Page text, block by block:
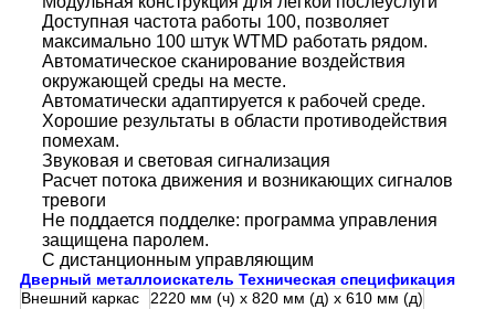
Доступная частота работы 100, позволяет
максимально 100 штук WTMD работать рядом.
Автоматическое сканирование воздействия
окружающей среды на месте.
Автоматически адаптируется к рабочей среде.
Хорошие результаты в области противодействия
помехам.
Звуковая и световая сигнализация
Расчет потока движения и возникающих сигналов
тревоги
Не поддается подделке: программа управления
защищена паролем.
С дистанционным управляющим
Дверный металлоискатель Техническая спецификация
Внешний каркас
2220 мм (ч) х 820 мм (д) х 610 мм (д)